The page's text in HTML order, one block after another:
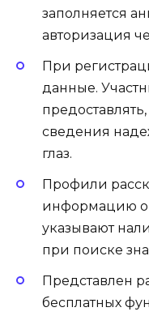
заполняется
авторизация
При
данные.
сведения
глаз.
Профили
информацию о
указывают
при поиске
Представлен
бесплатных